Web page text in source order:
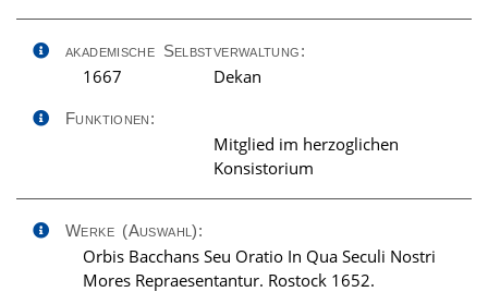
akademische Selbstverwaltung:
1667 Dekan
Funktionen:
Mitglied im herzoglichen
Konsistorium
Werke (Auswahl):
Orbis Bacchans Seu Oratio In Qua Seculi Nostri
Mores Repraesentantur. Rostock 1652.